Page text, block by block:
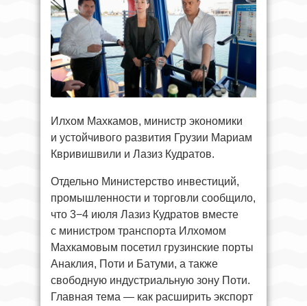
Илхом Махкамов, министр экономики
и устойчивого развития Грузии Мариам
Квривишвили и Лазиз Кудратов.
Отдельно Министерство инвестиций,
промышленности и торговли сообщило,
что 3−4 июля Лазиз Кудратов вместе
с министром транспорта Илхомом
Махкамовым посетил грузинские порты
Анаклия, Поти и Батуми, а также
свободную индустриальную зону Поти.
Главная тема — как расширить экспорт